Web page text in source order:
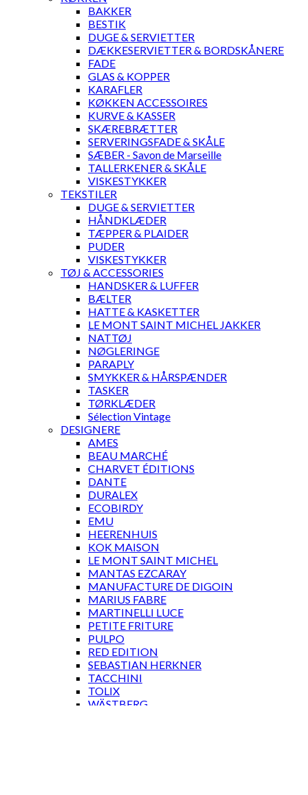
BAKKER
BESTIK
DUGE & SERVIETTER
DÆKKESERVIETTER & BORDSKÅNERE
FADE
GLAS & KOPPER
KARAFLER
KØKKEN ACCESSOIRES
KURVE & KASSER
SKÆREBRÆTTER
SERVERINGSFADE & SKÅLE
SÆBER - Savon de Marseille
TALLERKENER & SKÅLE
VISKESTYKKER
TEKSTILER
DUGE & SERVIETTER
HÅNDKLÆDER
TÆPPER & PLAIDER
PUDER
VISKESTYKKER
TØJ & ACCESSORIES
HANDSKER & LUFFER
BÆLTER
HATTE & KASKETTER
LE MONT SAINT MICHEL JAKKER
NATTØJ
NØGLERINGE
PARAPLY
SMYKKER & HÅRSPÆNDER
TASKER
TØRKLÆDER
Sélection Vintage
DESIGNERE
AMES
BEAU MARCHÉ
CHARVET ÉDITIONS
DANTE
DURALEX
ECOBIRDY
EMU
HEERENHUIS
KOK MAISON
LE MONT SAINT MICHEL
MANTAS EZCARAY
MANUFACTURE DE DIGOIN
MARIUS FABRE
MARTINELLI LUCE
PETITE FRITURE
PULPO
RED EDITION
SEBASTIAN HERKNER
TACCHINI
TOLIX
WÄSTBERG